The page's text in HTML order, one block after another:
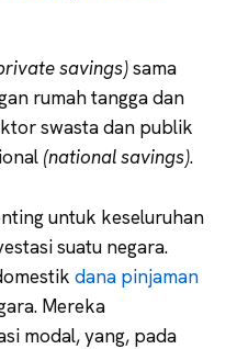
savings)sama
rumah tangga dan
swasta dan publik
(national savings).
untuk keseluruhan
suatu negara.
dana pinjaman
Mereka
modal, yang, pada